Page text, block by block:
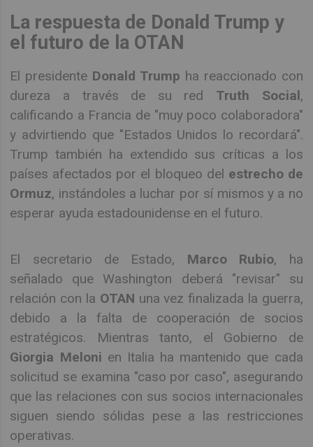
La respuesta de Donald Trump y
el futuro de la OTAN
El presidente Donald Trump ha reaccionado con
dureza a través de su red Truth Social,
calificando a Francia de "muy poco colaboradora"
y advirtiendo que "Estados Unidos lo recordará".
Trump también ha extendido sus críticas a los
países afectados por el bloqueo del estrecho de
Ormuz, instándoles a luchar por sí mismos y a no
esperar ayuda estadounidense en el futuro.
El secretario de Estado, Marco Rubio, ha
señalado que Washington deberá "revisar" su
relación con la OTAN una vez finalizada la guerra,
debido a la falta de cooperación de socios
estratégicos. Mientras tanto, el Gobierno de
Giorgia Meloni en Italia ha mantenido que cada
solicitud se examina "caso por caso", asegurando
que las relaciones con sus socios internacionales
siguen siendo sólidas pese a las restricciones
operativas.